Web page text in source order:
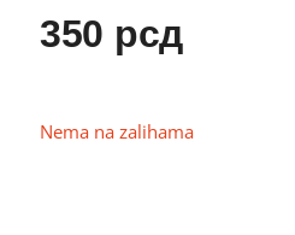
350 рсд
Nema na zalihama